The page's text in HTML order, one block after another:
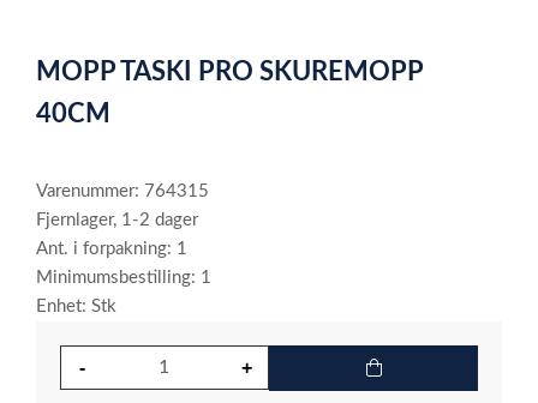
of
1
MOPP TASKI PRO SKUREMOPP
40CM
Varenummer: 764315
Fjernlager, 1-2 dager
Ant. i forpakning: 1
Minimumsbestilling: 1
Enhet: Stk